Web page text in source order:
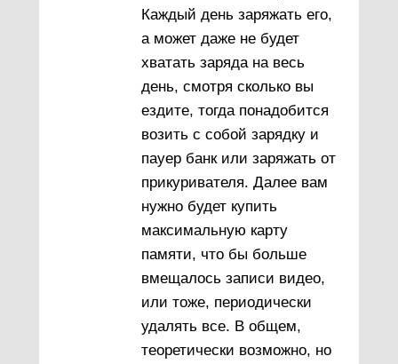
Каждый день заряжать его,
а может даже не будет
хватать заряда на весь
день, смотря сколько вы
ездите, тогда понадобится
возить с собой зарядку и
пауер банк или заряжать от
прикуривателя. Далее вам
нужно будет купить
максимальную карту
памяти, что бы больше
вмещалось записи видео,
или тоже, периодически
удалять все. В общем,
теоретически возможно, но